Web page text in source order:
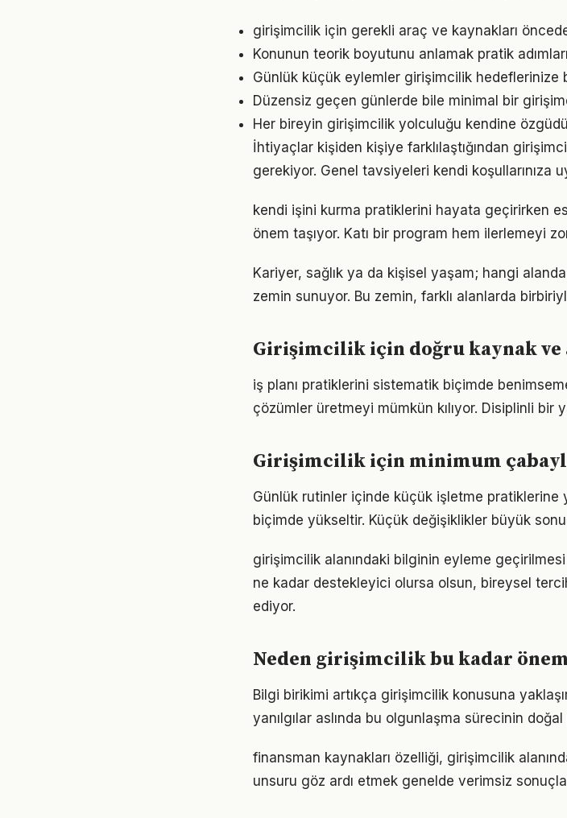
girişimcilik için gerekli araç ve kaynakları
Konunun teorik boyutunu anlamak pratik
Günlük küçük eylemler girişimcilik hedeflerinize
Düzensiz geçen günlerde bile minimal bir
Her bireyin girişimcilik yolculuğu kendine
İhtiyaçlar kişiden kişiye farklılaştığından
gerekiyor. Genel tavsiyeleri kendi koşullarınıza
kendi işini kurma pratiklerini hayata geçirirken
önem taşıyor. Katı bir program hem ilerlemeyi
Kariyer, sağlık ya da kişisel yaşam; hangi
zemin sunuyor. Bu zemin, farklı alanlarda
Girişimcilik için doğru kaynak ve
iş planı pratiklerini sistematik biçimde
çözümler üretmeyi mümkün kılıyor. Disiplinli bir
Girişimcilik için minimum
Günlük rutinler içinde küçük işletme
biçimde yükseltir. Küçük değişiklikler büyük
girişimcilik alanındaki bilginin eyleme
ne kadar destekleyici olursa olsun, bireysel
ediyor.
Neden girişimcilik bu kadar
Bilgi birikimi artıkça girişimcilik konusuna
yanılgılar aslında bu olgunlaşma sürecinin doğal
finansman kaynakları özelliği, girişimcilik
unsuru göz ardı etmek genelde verimsiz